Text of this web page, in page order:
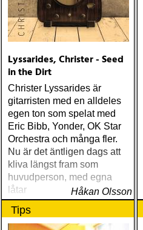
Lyssarides, Christer - Seed
in the Dirt
Christer Lyssarides är
gitarristen med en alldeles
egen ton som spelat med
Eric Bibb, Yonder, OK Star
Orchestra och många fler.
Nu är det äntligen dags att
kliva längst fram som
huvudperson, med egna
låtar
Håkan Olsson
Tips